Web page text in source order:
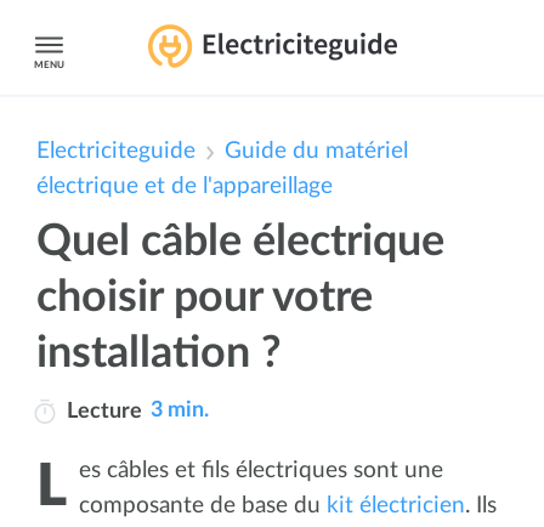
MENU
Electriciteguide
Guide du matériel
électrique et de l'appareillage
Quel câble électrique
choisir pour votre
installation ?
Lecture 3 min.
Les câbles et fils électriques sont une composante de base du kit électricien. Ils